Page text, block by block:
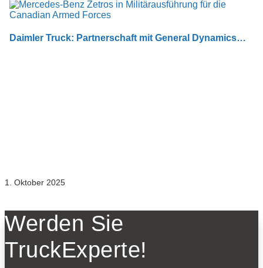
Daimler Truck: Partnerschaft mit General Dynamics…
1. Oktober 2025
Werden Sie
TruckExperte!